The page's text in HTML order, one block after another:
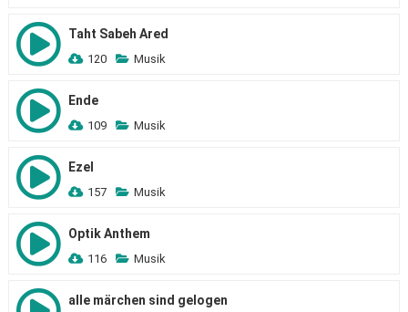
Taht Sabeh Ared
120 Musik
Ende
109 Musik
Ezel
157 Musik
Optik Anthem
116 Musik
alle märchen sind gelogen